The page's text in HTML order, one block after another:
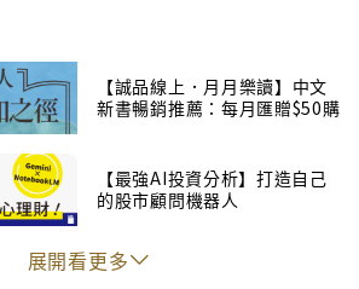
品Podcast】18歲的電台DJ歐馬克，
勇氣
【誠品線上．月月樂讀】中文
新書暢銷推薦：每月匯贈$50購
【最強AI投資分析】打造自己
的股市顧問機器人
展開看更多